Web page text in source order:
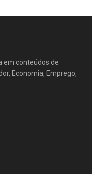
em conteúdos de
Economia, Emprego,